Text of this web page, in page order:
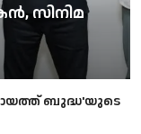
സിനിമ
ബുദ്ധ'യുടെ